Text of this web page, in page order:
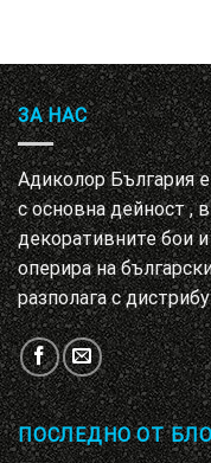
ЗА НАС
Адиколор България
с основна дейност ,
декоративните бои
оперира на
разполага с
ПОСЛЕДНО ОТ